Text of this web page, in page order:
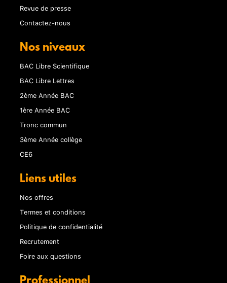
Revue de presse
Contactez-nous
Nos niveaux
BAC Libre Scientifique
BAC Libre Lettres
2ème Année BAC
1ère Année BAC
Tronc commun
3ème Année collège
CE6
Liens utiles
Nos offres
Termes et conditions
Politique de confidentialité
Recrutement
Foire aux questions